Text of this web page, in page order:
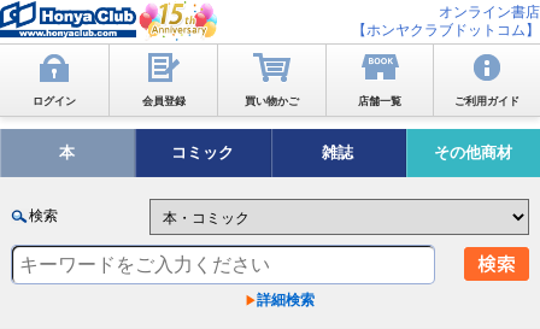
オンライン書店
【ホンヤクラブドットコム】
ログイン 会員登録 買い物かご 店舗一覧 ご利用ガイド
本 コミック 雑誌 その他商材
検索
詳細検索